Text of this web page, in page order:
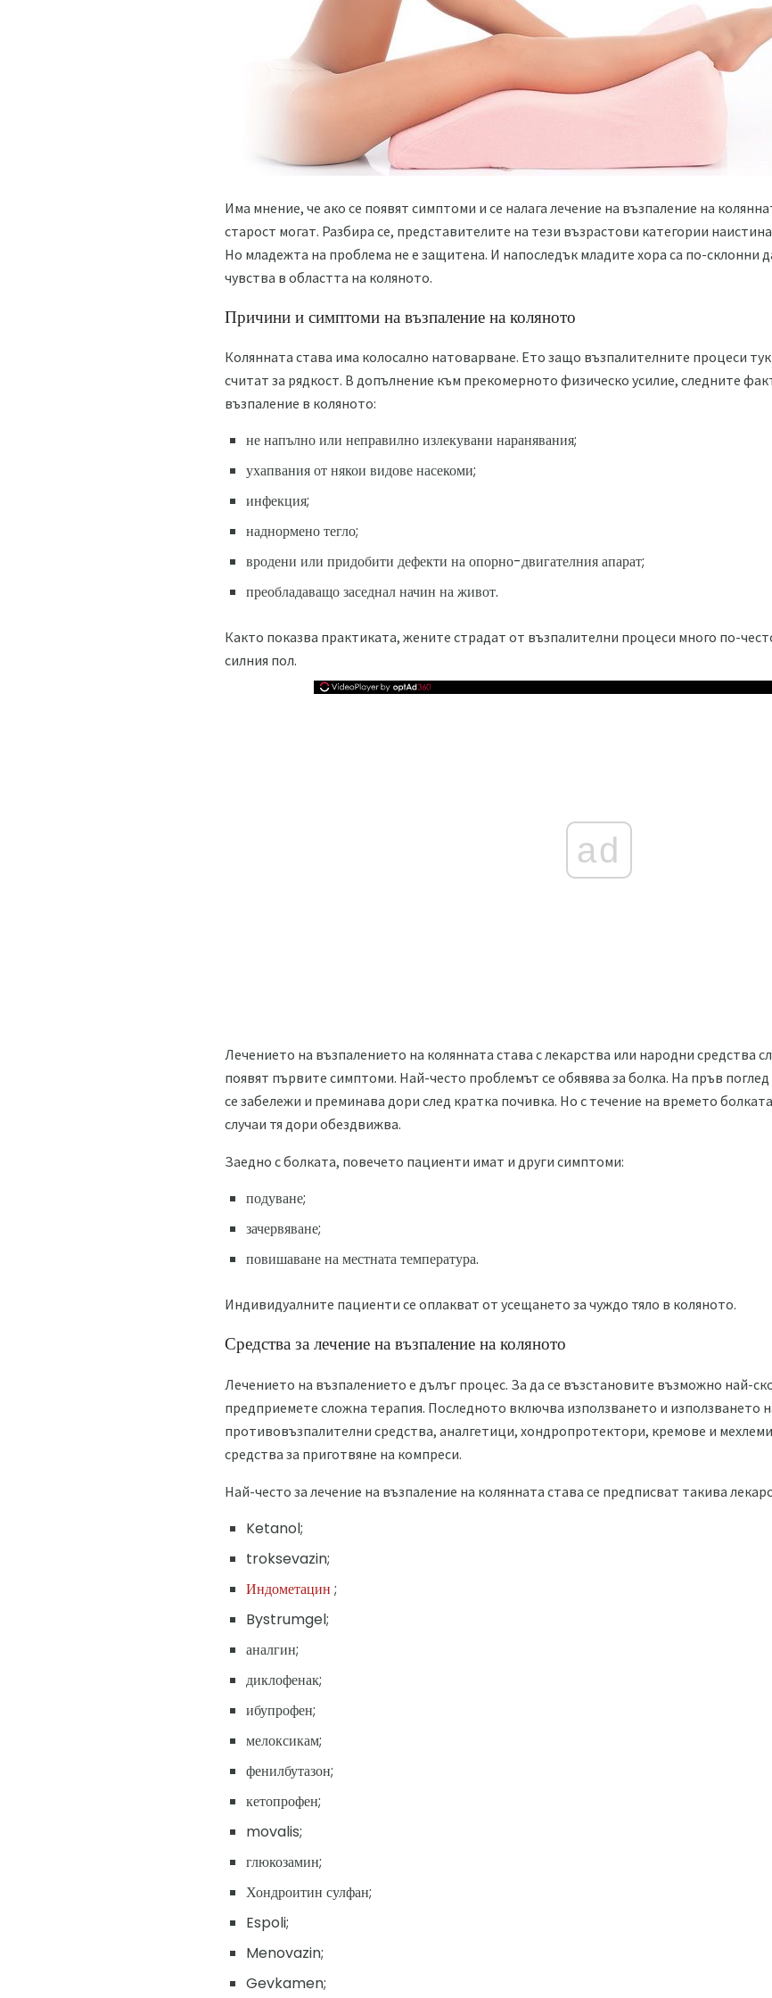
Има мнение, че ако се появят симптоми и се налага лечение на възпаление на
старост могат. Разбира се, представителите на тези възрастови категории
Но младежта на проблема не е защитена. И напоследък младите хора са по-склонни
чувства в областта на коляното.
Причини и симптоми на възпаление на коляното
Колянната става има колосално натоварване. Ето защо възпалителните процеси
считат за рядкост. В допълнение към прекомерното физическо усилие, следните
възпаление в коляното:
не напълно или неправилно излекувани наранявания;
ухапвания от някои видове насекоми;
инфекция;
наднормено тегло;
вродени или придобити дефекти на опорно-двигателния апарат;
преобладаващо заседнал начин на живот.
Както показва практиката, жените страдат от възпалителни процеси много по-
силния пол.
ad
Лечението на възпалението на колянната става с лекарства или народни средства
появят първите симптоми. Най-често проблемът се обявява за болка. На пръв
се забележи и преминава дори след кратка почивка. Но с течение на времето
случаи тя дори обездвижва.
Заедно с болката, повечето пациенти имат и други симптоми:
подуване;
зачервяване;
повишаване на местната температура.
Индивидуалните пациенти се оплакват от усещането за чуждо тяло в коляното.
Средства за лечение на възпаление на коляното
Лечението на възпалението е дълъг процес. За да се възстановите възможно най-
предприемете сложна терапия. Последното включва използването и използването
противовъзпалителни средства, аналгетици, хондропротектори, кремове и
средства за приготвяне на компреси.
Най-често за лечение на възпаление на колянната става се предписват такива
Ketanol;
troksevazin;
Индометацин ;
Bystrumgel;
аналгин;
диклофенак;
ибупрофен;
мелоксикам;
фенилбутазон;
кетопрофен;
movalis;
глюкозамин;
Хондроитин сулфан;
Espoli;
Menovazin;
Gevkamen;